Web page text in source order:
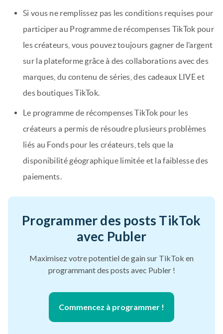
Si vous ne remplissez pas les conditions requises pour
participer au Programme de récompenses TikTok pour
les créateurs, vous pouvez toujours gagner de l’argent
sur la plateforme grâce à des collaborations avec des
marques, du contenu de séries, des cadeaux LIVE et
des boutiques TikTok.
Le programme de récompenses TikTok pour les
créateurs a permis de résoudre plusieurs problèmes
liés au Fonds pour les créateurs, tels que la
disponibilité géographique limitée et la faiblesse des
paiements.
Programmer des posts TikTok
avec Publer
Maximisez votre potentiel de gain sur TikTok en
programmant des posts avec Publer !
Commencez à programmer !